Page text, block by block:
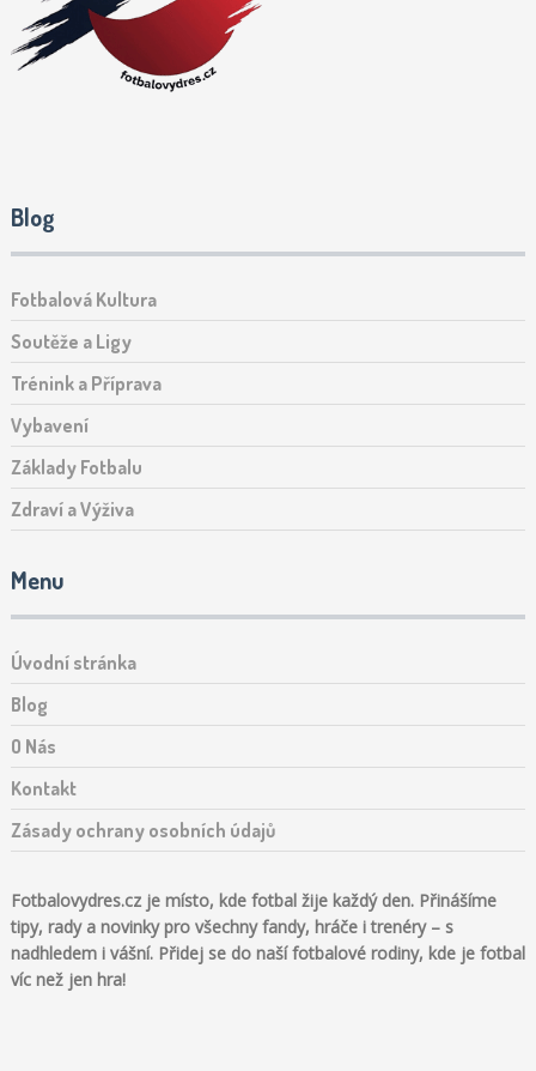
Blog
Fotbalová Kultura
Soutěže a Ligy
Trénink a Příprava
Vybavení
Základy Fotbalu
Zdraví a Výživa
Menu
Úvodní stránka
Blog
O Nás
Kontakt
Zásady ochrany osobních údajů
Fotbalovydres.cz je místo, kde fotbal žije každý den. Přinášíme
tipy, rady a novinky pro všechny fandy, hráče i trenéry – s
nadhledem i vášní. Přidej se do naší fotbalové rodiny, kde je fotbal
víc než jen hra!